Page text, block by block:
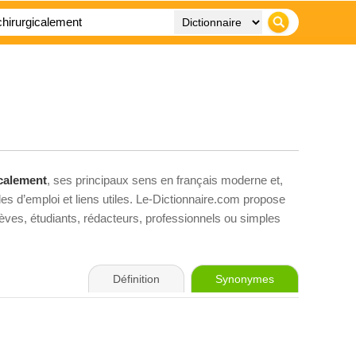
, ses principaux sens en français moderne et,
d’emploi et liens utiles. Le-Dictionnaire.com propose
étudiants, rédacteurs, professionnels ou simples
Définition Synonymes